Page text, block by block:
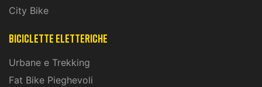
City Bike
biciclette eletteriche
Urbane e Trekking
Fat Bike Pieghevoli